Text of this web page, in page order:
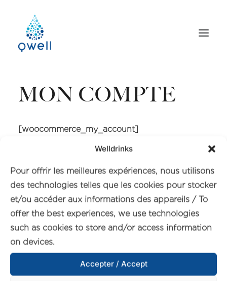
Welldrinks
Pour offrir les meilleures expériences, nous utilisons
des technologies telles que les cookies pour stocker
et/ou accéder aux informations des appareils / To
offer the best experiences, we use technologies
such as cookies to store and/or access information
on devices.
Accepter / Accept
MON COMPTE
[woocommerce_my_account]